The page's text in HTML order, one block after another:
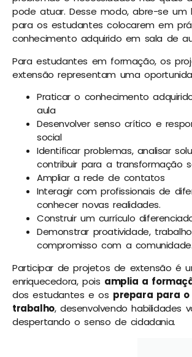
pode atuar. Desse modo, abre-se um
para os estudantes colocarem em
conhecimento adquirido em sala de
Para estudantes em formação, os
extensão representam uma
Praticar o conhecimento
aula
Desenvolver senso crítico e
social
Identificar problemas, analisar
contribuir para a transformação
Ampliar a rede de contatos
Interagir com profissionais de
conhecer novas realidades.
Construir um currículo
Demonstrar proatividade,
compromisso com a comunidade.
Participar de projetos de extensão é
enriquecedora, pois amplia a
dos estudantes e os prepara para
trabalho, desenvolvendo habilidades
despertando o senso de cidadania.